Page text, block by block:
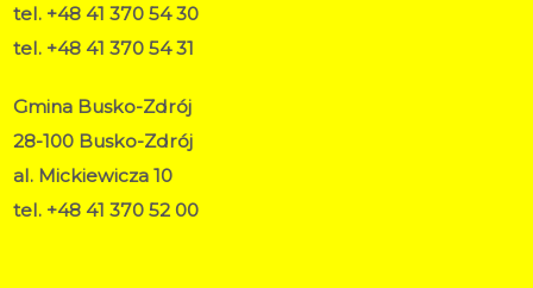
tel. +48 41 370 54 30
tel. +48 41 370 54 31
Gmina Busko-Zdrój
28-100 Busko-Zdrój
al. Mickiewicza 10
tel. +48 41 370 52 00